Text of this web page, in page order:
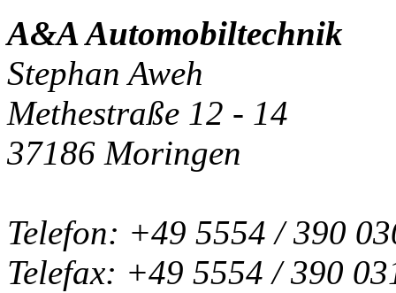
A&A Automobiltechnik
Stephan Aweh
Methestraße 12 - 14
37186 Moringen
Telefon: +49 5554 / 390
Telefax: +49 5554 / 390